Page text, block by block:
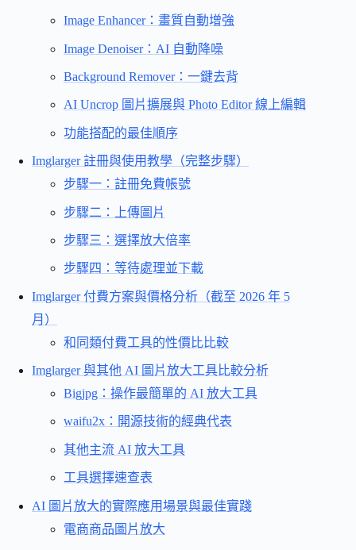
Image Enhancer：畫質自動增強
Image Denoiser：AI 自動降噪
Background Remover：一鍵去背
AI Uncrop 圖片擴展與 Photo Editor 線上編輯
功能搭配的最佳順序
Imglarger 註冊與使用教學（完整步驟）
步驟一：註冊免費帳號
步驟二：上傳圖片
步驟三：選擇放大倍率
步驟四：等待處理並下載
Imglarger 付費方案與價格分析（截至 2026 年 5
月）
和同類付費工具的性價比比較
Imglarger 與其他 AI 圖片放大工具比較分析
Bigjpg：操作最簡單的 AI 放大工具
waifu2x：開源技術的經典代表
其他主流 AI 放大工具
工具選擇速查表
AI 圖片放大的實際應用場景與最佳實踐
電商商品圖片放大